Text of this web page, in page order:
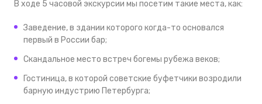
В ходе 5 часовой экскурсии мы посетим такие места, как:
Заведение, в здании которого когда-то основался
первый в России бар;
Скандальное место встреч богемы рубежа веков;
Гостиница, в которой советские буфетчики возродили
барную индустрию Петербурга;